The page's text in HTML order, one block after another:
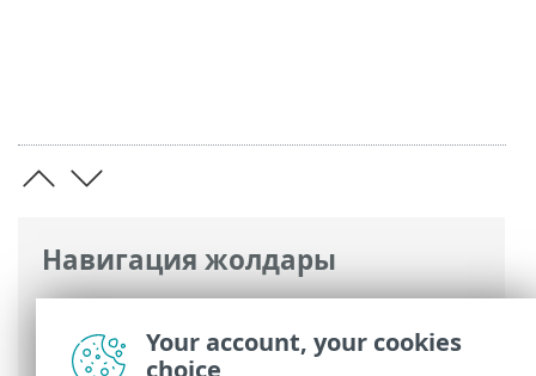
Навигация жолдары
ESET онлайн анықтамасы>ESET
Internet Security>ESET Internet
Security Бағдарламасымен жұмыс істеу
Your account, your cookies
choice